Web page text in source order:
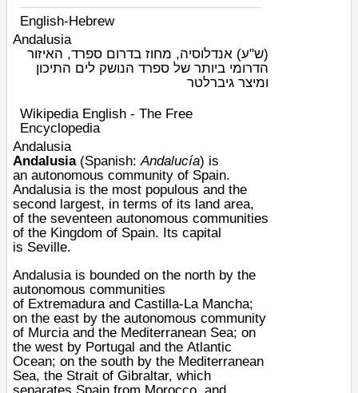
English-Hebrew
Andalusia
(ש"ע) אנדלוסיה, מחוז בדרום ספרד, האיזור
הדרומי ביותר של ספרד הנושק לים התיכון
ומיצר גיברלטר
Wikipedia English - The Free
Encyclopedia
Andalusia
Andalusia(Spanish:Andalucía) is
an autonomous community of Spain.
Andalusia is the most populous and the
second largest, in terms of its land area,
of the seventeen autonomous communities
of the Kingdom of Spain. Its capital
is Seville.
Andalusia is bounded on the north by the
autonomous communities
of Extremaduraand Castilla-La Mancha;
on the east by the autonomous community
of Murciaand the Mediterranean Sea; on
the west by Portugal and the Atlantic
Ocean; on the south by the Mediterranean
Sea, the Strait of Gibraltar, which